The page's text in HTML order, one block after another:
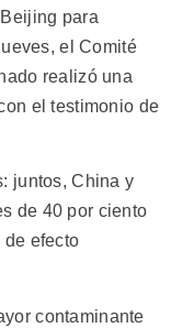
para
el Comité
realizó una
el testimonio de
juntos, China y
de 40 por ciento
efecto
contaminante